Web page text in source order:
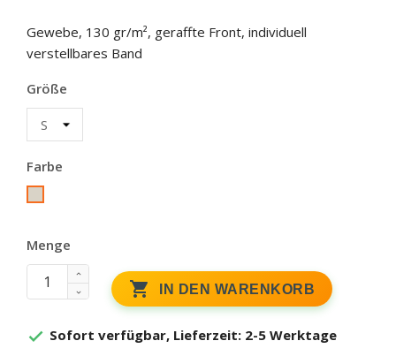
Gewebe, 130 gr/m², geraffte Front, individuell
verstellbares Band
Größe
Farbe
Menge
 IN DEN WARENKORB
 Sofort verfügbar, Lieferzeit: 2-5 Werktage